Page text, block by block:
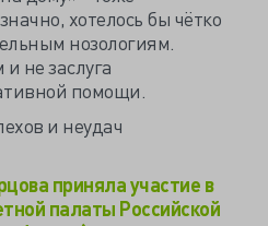
хотелось бы чётко
нозологиям.
не заслуга
помощи.
и неудач
приняла участие в
палаты Российской